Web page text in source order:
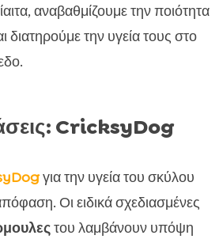
αναβαθμίζουμε την ποιότητα
την υγεία τους στο
CricksyDog
για την υγεία του σκύλου
Οι ειδικά σχεδιασμένες
του λαμβάνουν υπόψη